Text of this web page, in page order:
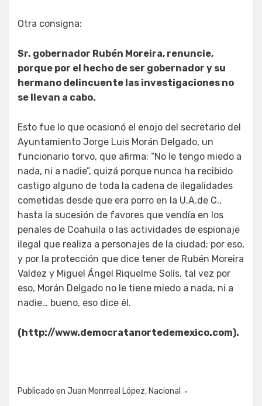
Otra consigna:
Sr. gobernador Rubén Moreira, renuncie,
porque por el hecho de ser gobernador y su
hermano delincuente las investigaciones no
se llevan a cabo.
Esto fue lo que ocasionó el enojo del secretario del
Ayuntamiento Jorge Luis Morán Delgado, un
funcionario torvo, que afirma: “No le tengo miedo a
nada, ni a nadie”, quizá porque nunca ha recibido
castigo alguno de toda la cadena de ilegalidades
cometidas desde que era porro en la U.A.de C.,
hasta la sucesión de favores que vendía en los
penales de Coahuila o las actividades de espionaje
ilegal que realiza a personajes de la ciudad; por eso,
y por la protección que dice tener de Rubén Moreira
Valdez y Miguel Ángel Riquelme Solís, tal vez por
eso, Morán Delgado no le tiene miedo a nada, ni a
nadie… bueno, eso dice él.
(http://www.democratanortedemexico.com).
Publicado en Juan Monrreal López, Nacional